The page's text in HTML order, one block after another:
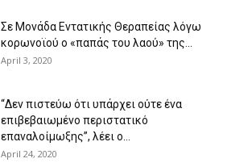
Σε Μονάδα Εντατικής Θεραπείας λόγω
κορωνοϊού ο «παπάς του λαού» της...
April 3, 2020
“Δεν πιστεύω ότι υπάρχει ούτε ένα
επιβεβαιωμένο περιστατικό
επαναλοίμωξης”, λέει ο...
April 24, 2020